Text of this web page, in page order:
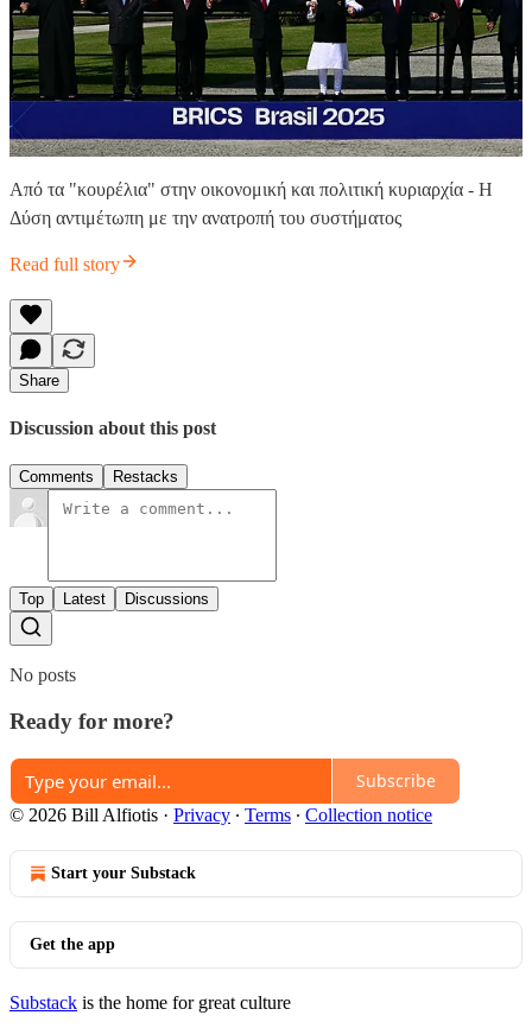
Από τα "κουρέλια" στην οικονομική και πολιτική κυριαρχία - Η
Δύση αντιμέτωπη με την ανατροπή του συστήματος
Read full story
Share
Discussion about this post
Comments Restacks
Top Latest Discussions
No posts
Ready for more?
Subscribe
© 2026 Bill Alfiotis · Privacy ∙ Terms ∙ Collection notice
Start your Substack
Get the app
Substack is the home for great culture